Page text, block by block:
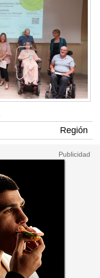
Región